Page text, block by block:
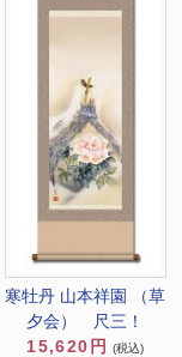
寒牡丹 山本祥園 （草
夕会） 尺三！
15,620円 (税込)